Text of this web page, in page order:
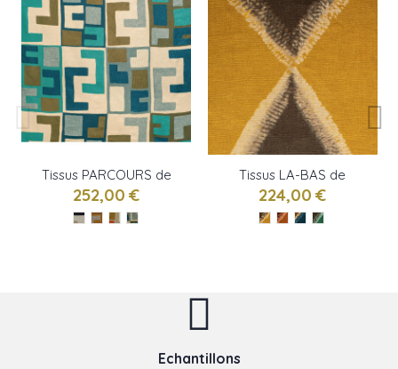
Tissus PARCOURS de
ELITIS
252,00 €
Tissus LA-BAS de
ELITIS
224,00 €
Echantillons